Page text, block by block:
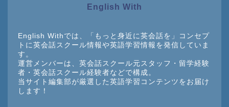
English With
English Withでは、「もっと身近に英会話を」コンセプ
トに英会話スクール情報や英語学習情報を発信していま
す。
運営メンバーは、英会話スクール元スタッフ・留学経験
者・英会話スクール経験者などで構成。
当サイト編集部が厳選した英語学習コンテンツをお届け
します！